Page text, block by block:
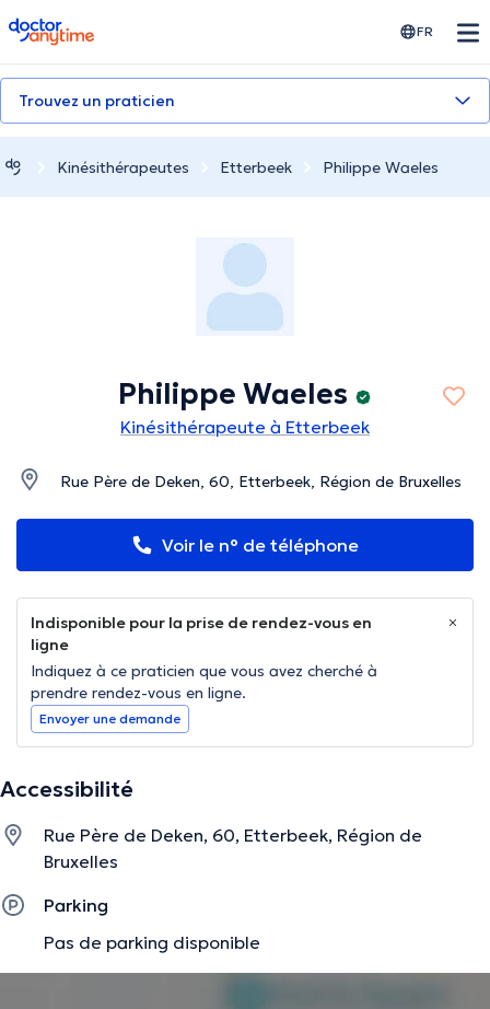
doctoranytime FR
Trouvez un praticien
Kinésithérapeutes Etterbeek Philippe Waeles
Philippe Waeles
Kinésithérapeute à Etterbeek
Rue Père de Deken, 60, Etterbeek, Région de Bruxelles
Voir le n° de téléphone
Indisponible pour la prise de rendez-vous en
ligne
Indiquez à ce praticien que vous avez cherché à
prendre rendez-vous en ligne.
Envoyer une demande
Accessibilité
Rue Père de Deken, 60, Etterbeek, Région de
Bruxelles
Parking
Pas de parking disponible